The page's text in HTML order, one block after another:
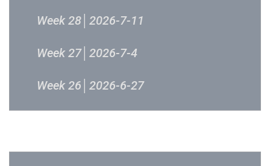
Week 28│2026-7-11
Week 27│2026-7-4
Week 26│2026-6-27
Week 23│2026-6-5